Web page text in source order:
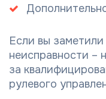
Если вы
неисправности –
за
рулевого